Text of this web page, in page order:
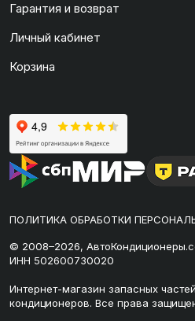
Гарантия и возврат
Личный кабинет
Корзина
ПОЛИТИКА ОБРАБОТКИ
© 2008–2026,
ИНН 502600730020
Интернет-магазин запасных
кондиционеров. Все права